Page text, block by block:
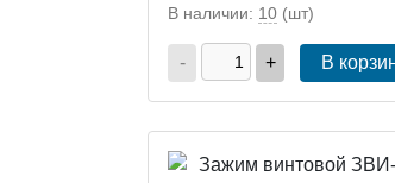
В наличии: 10 (шт)
- + В